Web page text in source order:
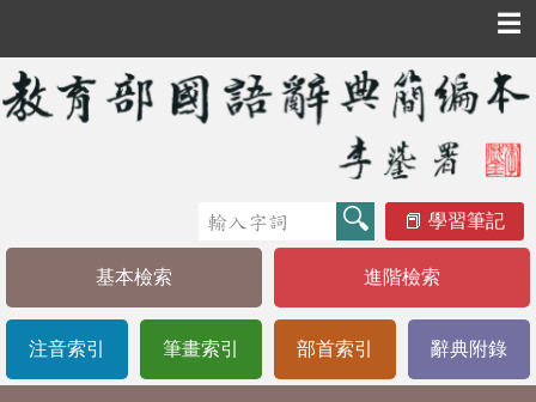
☰
學習筆記
基本檢索 進階檢索
注音索引 筆畫索引 部首索引 辭典附錄